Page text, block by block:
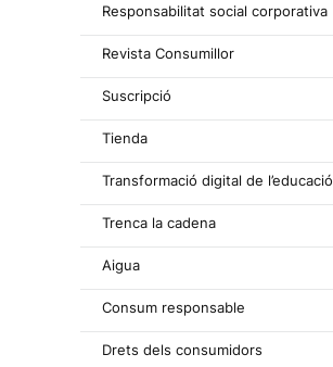
Responsabilitat social corporativa
Revista Consumillor
Suscripció
Tienda
Transformació digital de l’educació
Trenca la cadena
Aigua
Consum responsable
Drets dels consumidors